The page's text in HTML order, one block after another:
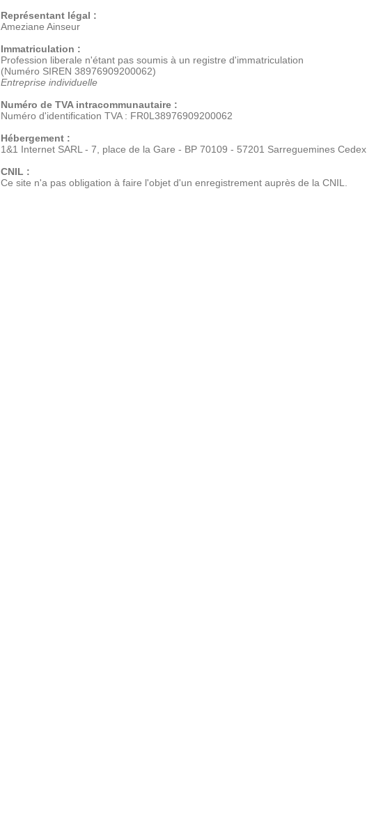
Représentant légal :
Ameziane Ainseur
Immatriculation :
Profession liberale n'étant pas soumis à un registre d'immatriculation
(Numéro SIREN 38976909200062)
Entreprise individuelle
Numéro de TVA intracommunautaire :
Numéro d'identification TVA : FR0L38976909200062
Hébergement :
1&1 Internet SARL - 7, place de la Gare - BP 70109 - 57201 Sarreguemines Cedex
CNIL :
Ce site n'a pas obligation à faire l'objet d'un enregistrement auprès de la CNIL.